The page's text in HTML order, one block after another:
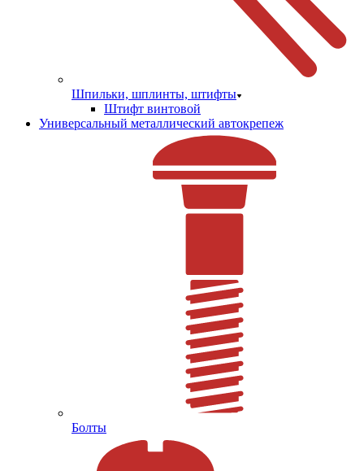
Шпильки, шплинты, штифты
Штифт винтовой
Универсальный металлический автокрепеж
Болты